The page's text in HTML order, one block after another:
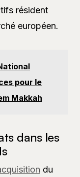
résident
européen.
pour le
Makkah
dans les
du